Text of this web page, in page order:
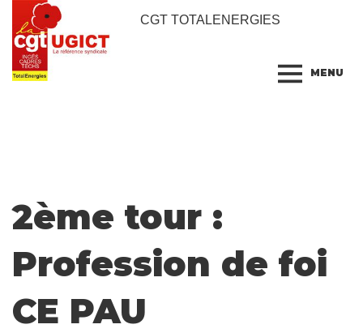
CGT TOTALENERGIES
MENU
2ème tour :
Profession de foi
CE PAU